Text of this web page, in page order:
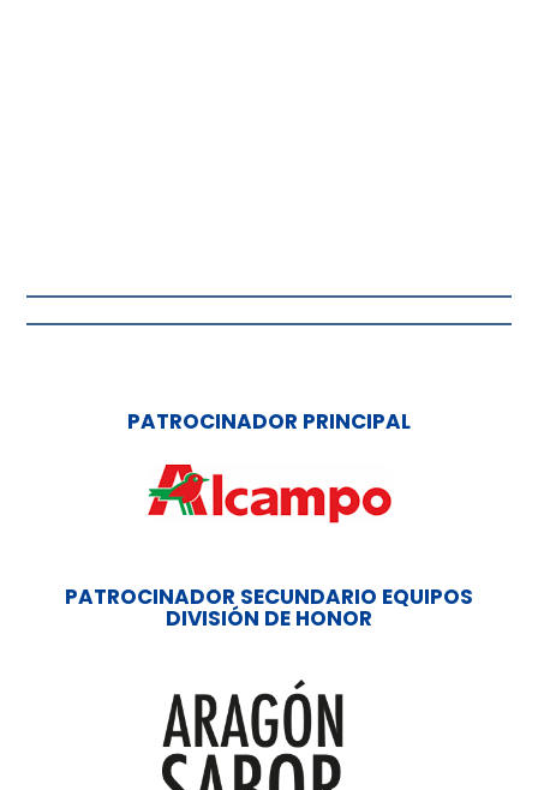
PATROCINADOR PRINCIPAL
PATROCINADOR SECUNDARIO EQUIPOS
DIVISIÓN DE HONOR